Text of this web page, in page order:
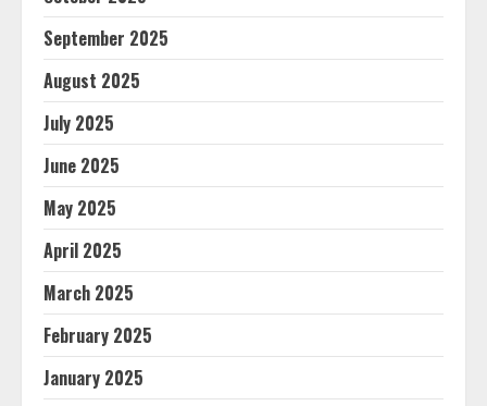
September 2025
August 2025
July 2025
June 2025
May 2025
April 2025
March 2025
February 2025
January 2025